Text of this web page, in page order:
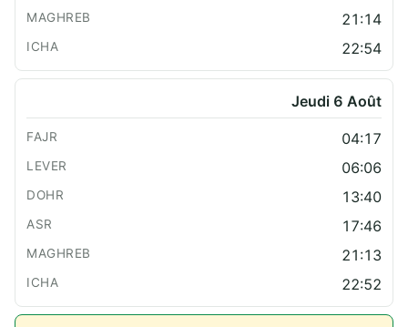
21:14
22:54
Jeudi 6 Août
04:17
06:06
13:40
17:46
21:13
22:52